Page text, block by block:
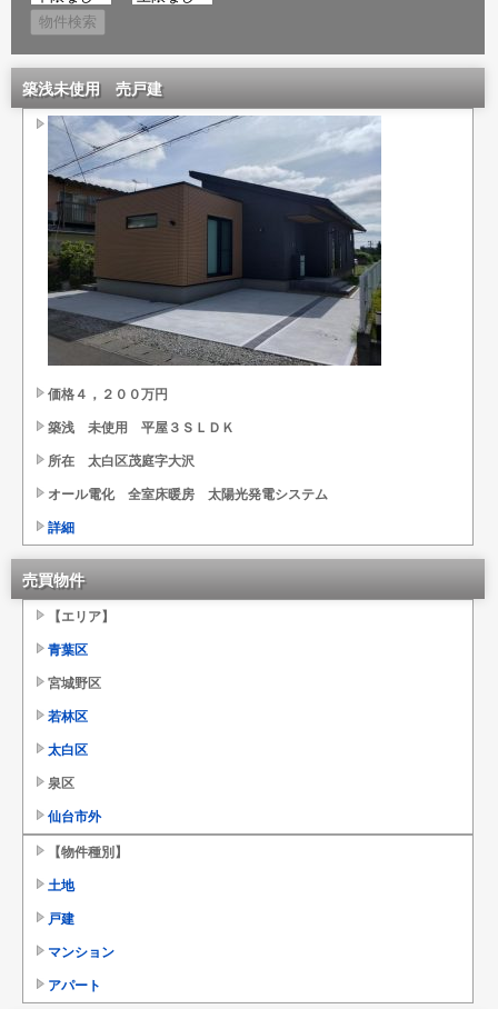
築浅未使用 売戸建
価格４，２００万円
築浅 未使用 平屋３ＳＬＤＫ
所在 太白区茂庭字大沢
オール電化 全室床暖房 太陽光発電システム
詳細
売買物件
【エリア】
青葉区
宮城野区
若林区
太白区
泉区
仙台市外
【物件種別】
土地
戸建
マンション
アパート